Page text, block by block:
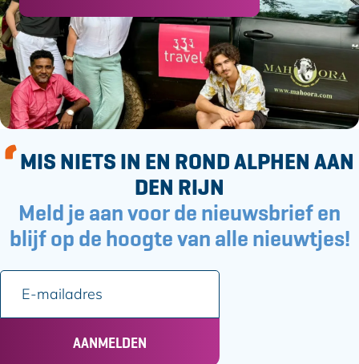
p
e
o
k
p
-
m
a
i
MIS NIETS IN EN ROND ALPHEN AAN
DEN RIJN
Meld je aan voor de nieuwsbrief en
blijf op de hoogte van alle nieuwtjes!
E
m
AANMELDEN